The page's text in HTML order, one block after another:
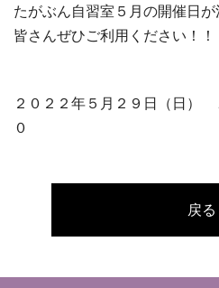
たがぶん自習室５月の開催日が
皆さんぜひご利用ください！！
２０２２年５月２９日（日）
０
戻る